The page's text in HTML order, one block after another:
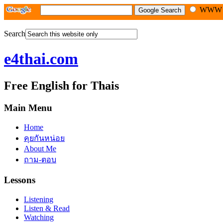
WWW
Search
e4thai.com
Free English for Thais
Main Menu
Home
คุยกันหน่อย
About Me
ถาม-ตอบ
Lessons
Listening
Listen & Read
Watching